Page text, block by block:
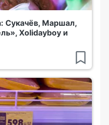
Сукачёв, Маршал,
Xolidayboy и